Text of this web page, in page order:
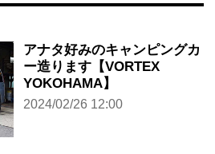
アナタ好みのキャンピングカ
ー造ります【VORTEX
YOKOHAMA】
2024/02/26 12:00